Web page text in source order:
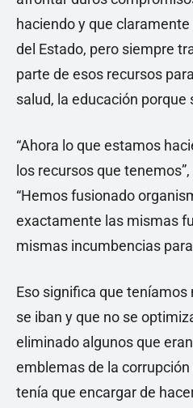
haciendo y que
del Estado, pero siempre
parte de esos recursos
salud, la educación porque
“Ahora lo que estamos
los recursos que
“Hemos fusionado
exactamente las mismas
mismas incumbencias
Eso significa que
se iban y que no se
eliminado algunos que
emblemas de la corrupción
tenía que encargar de